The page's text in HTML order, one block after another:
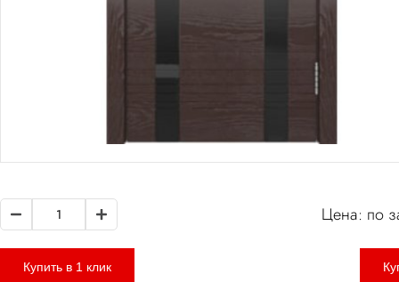
Цена: по
Купить в 1 клик